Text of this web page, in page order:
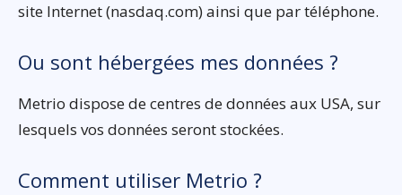
site Internet (nasdaq.com) ainsi que par téléphone.
Ou sont hébergées mes données ?
Metrio dispose de centres de données aux USA, sur
lesquels vos données seront stockées.
Comment utiliser Metrio ?